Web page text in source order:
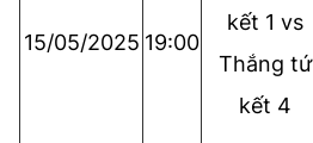
15/05/2025 19:00
kết 1 vs
Thắng tứ
kết 4